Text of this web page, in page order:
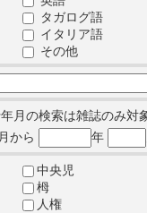
タガログ語
イタリア語
その他
月の検索は雑誌のみ対
月から 年
中央児
栂
人権